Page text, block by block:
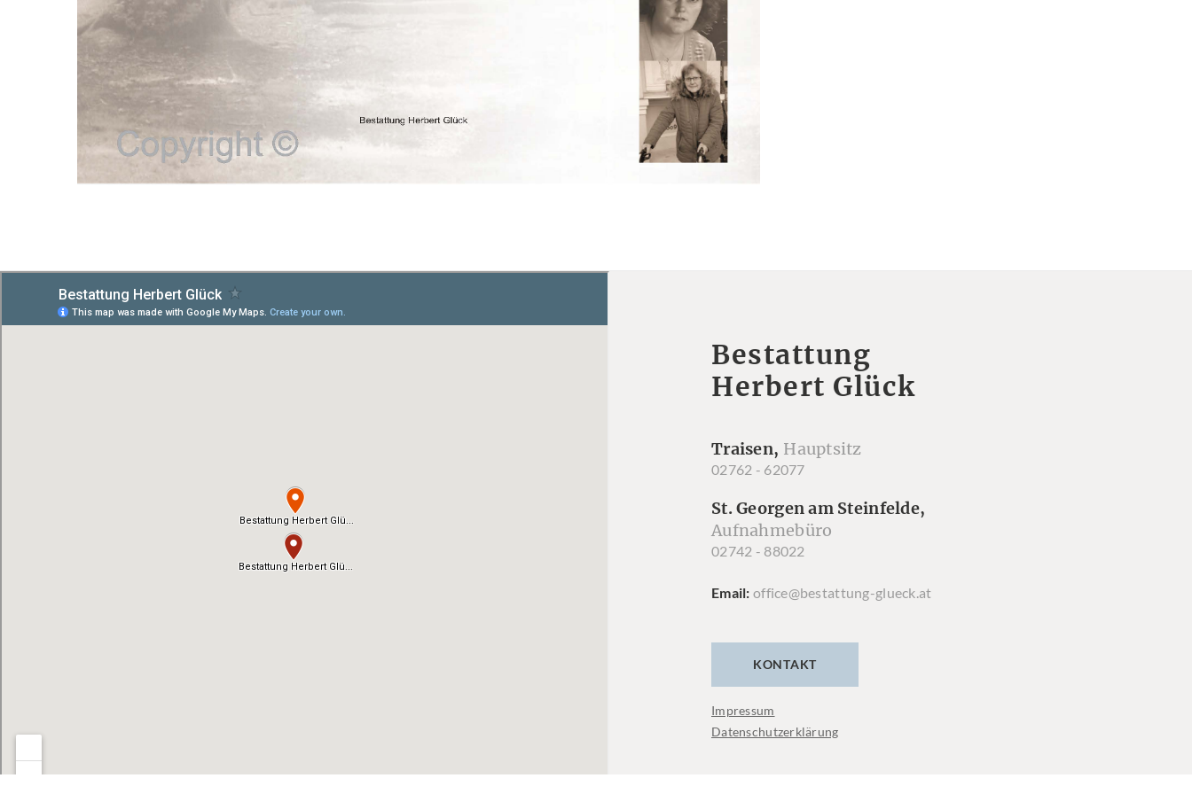
Bestattung
Herbert Glück
Traisen, Hauptsitz
02762 - 62077
St. Georgen am Steinfelde,
Aufnahmebüro
02742 - 88022
Email office@bestattung-glueck.at
KONTAKT
Impressum
Datenschutzerklärung